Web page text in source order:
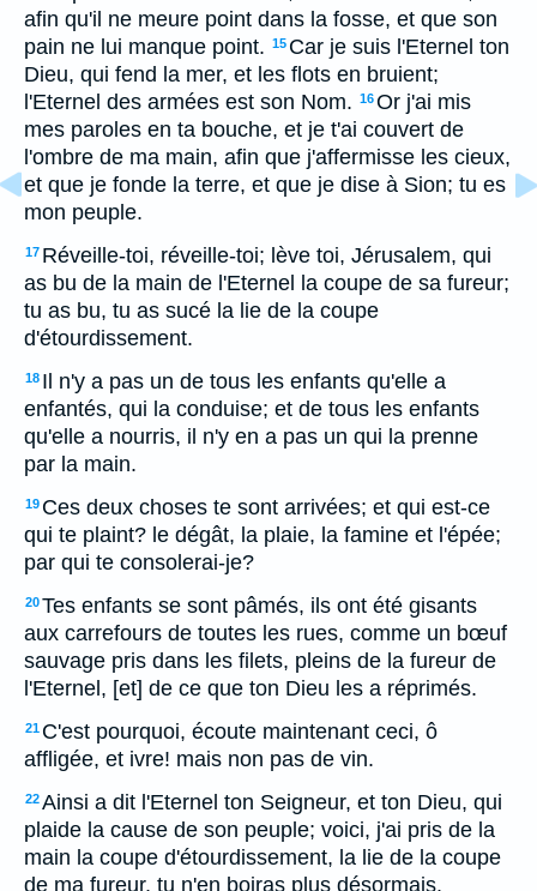
afin qu'il ne meure point dans la fosse, et que son
pain ne lui manque point. 15 Car je suis l'Eternel ton
Dieu, qui fend la mer, et les flots en bruient;
l'Eternel des armées est son Nom. 16Or j'ai mis
mes paroles en ta bouche, et je t'ai couvert de
l'ombre de ma main, afin que j'affermisse les cieux,
et que je fonde la terre, et que je dise à Sion; tu es
mon peuple.
17 Réveille-toi, réveille-toi; lève toi, Jérusalem, qui
as bu de la main de l'Eternel la coupe de sa fureur;
tu as bu, tu as sucé la lie de la coupe
d'étourdissement.
18 Il n'y a pas un de tous les enfants qu'elle a
enfantés, qui la conduise; et de tous les enfants
qu'elle a nourris, il n'y en a pas un qui la prenne
par la main.
19 Ces deux choses te sont arrivées; et qui est-ce
qui te plaint? le dégât, la plaie, la famine et l'épée;
par qui te consolerai-je?
20Tes enfants se sont pâmés, ils ont été gisants
aux carrefours de toutes les rues, comme un bœuf
sauvage pris dans les filets, pleins de la fureur de
l'Eternel, [et] de ce que ton Dieu les a réprimés.
21 C'est pourquoi, écoute maintenant ceci, ô
affligée, et ivre! mais non pas de vin.
22Ainsi a dit l'Eternel ton Seigneur, et ton Dieu, qui
plaide la cause de son peuple; voici, j'ai pris de la
main la coupe d'étourdissement, la lie de la coupe
de ma fureur, tu n'en boiras plus désormais.